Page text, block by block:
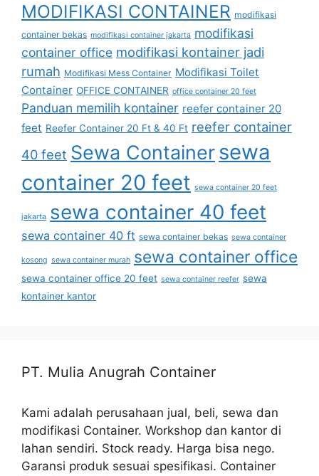
MODIFIKASI CONTAINER modifikasi
container bekas modifikasi container jakarta modifikasi
container office modifikasi kontainer jadi
rumah Modifikasi Mess Container Modifikasi Toilet
Container OFFICE CONTAINER office container 20 feet
Panduan memilih kontainer reefer container 20
feet Reefer Container 20 Ft & 40 Ft reefer container
40 feet Sewa Containersewa
container 20 feet sewa container 20 feet
jakarta sewa container 40 feet
sewa container 40 ft sewa container bekas sewa container
kosong sewa container murah sewa container office
sewa container office 20 feet sewa container reefer sewa
kontainer kantor
PT. Mulia Anugrah Container
Kami adalah perusahaan jual, beli, sewa dan
modifikasi Container. Workshop dan kantor di
lahan sendiri. Stock ready. Harga bisa nego.
Garansi produk sesuai spesifikasi. Container